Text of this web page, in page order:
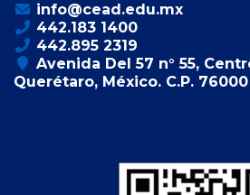
info@cead.edu.mx
442.183 1400
442.895 2319
Avenida Del 57 n° 55,
Querétaro, México. C.P. 76000